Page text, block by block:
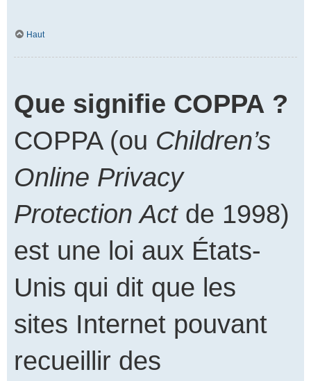
Haut
Que signifie COPPA ?
COPPA (ou Children’s
Online Privacy
Protection Actde 1998)
est une loi aux États-
Unis qui dit que les
sites Internet pouvant
recueillir des